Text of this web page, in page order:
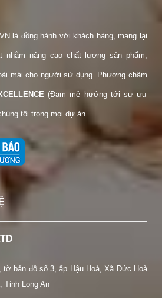
là đồng hành với khách hàng, mang lại
nhằm nâng cao chất lượng sản phẩm,
mái cho người sử dụng. Phương châm
(Đam mê hướng tới sự ưu
tôi trong mọi dự án.
bản đồ số 3, ấp Hậu Hoà, Xã Đức Hoà
Tỉnh Long An